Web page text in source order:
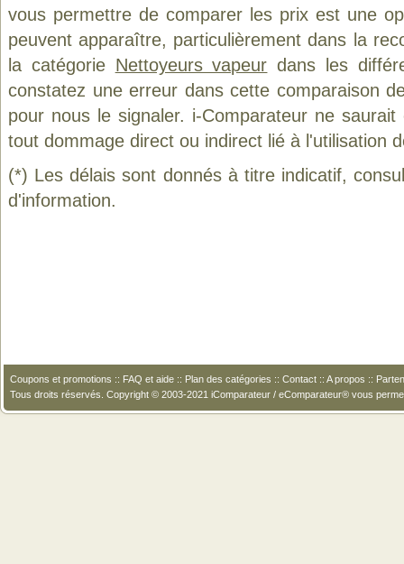
vous permettre de comparer les prix est une
peuvent apparaître, particulièrement dans la
la catégorie Nettoyeurs vapeur dans les
constatez une erreur dans cette comparaison
pour nous le signaler. i-Comparateur ne
tout dommage direct ou indirect lié à l'utilisation
(*) Les délais sont donnés à titre indicatif,
d'information.
Coupons et promotions :: FAQ et aide :: Plan des catégories :: Contact :: A propos ::
Tous droits réservés. Copyright © 2003-2021 iComparateur / eComparateur® vous